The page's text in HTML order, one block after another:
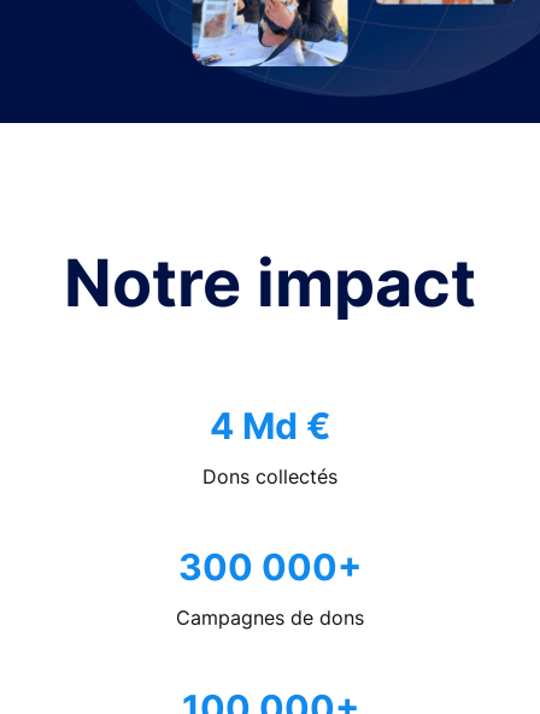
Notre impact
4 Md €
Dons collectés
300 000+
Campagnes de dons